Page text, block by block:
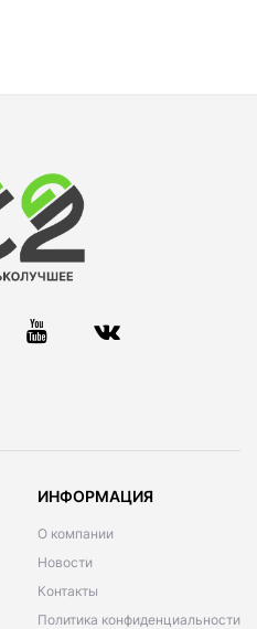
ИНФОРМАЦИЯ
О компании
Новости
Контакты
Политика конфиденциальности